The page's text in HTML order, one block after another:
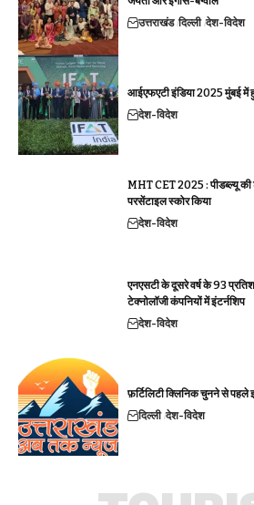
उत्तराखंड दिल्ली देश-विदेश
आईएफएटी इंडिया 2025 मुंबई
देश-विदेश
MHT CET 2025 : पीडब्ल्यू
परसेंटाइल स्कोर किया
देश-विदेश
एनएसटी के दूसरे वर्ष के 93 प्रतिशत
टेक्नोलॉजी कंपनियों में इंटर्नशिप
देश-विदेश
फ़र्टिलिटी क्लिनिक चुनने से पहले
दिल्ली देश-विदेश